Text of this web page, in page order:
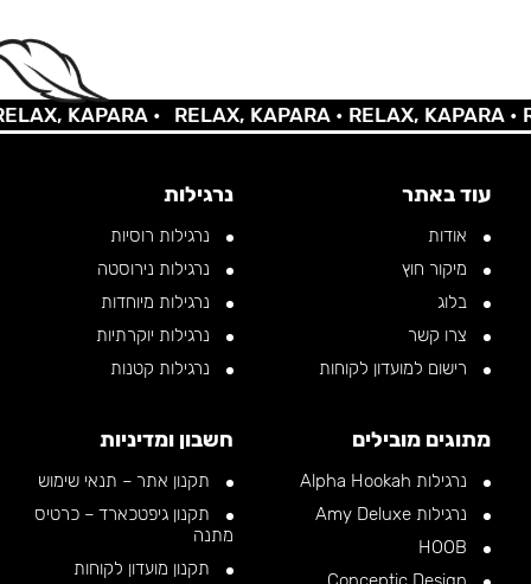
KAPARA • RELAX, KAPARA •RELAX, KAPARA •
עוד באתר
אודות
מיקור חוץ
בלוג
צרו קשר
רישום למועדון לקוחות
נרגילות
נרגילות רוסיות
נרגילות נירוסטה
נרגילות מיוחדות
נרגילות יוקרתיות
נרגילות קטנות
מתוגים מובילים
נרגילות Alpha Hookah
נרגילות Amy Deluxe
חשבון ומדיניות
תקנון אתר – תנאי שימוש
תקנון גיפטכארד – כרטיס
מתנה
תקנון מועדון לקוחות